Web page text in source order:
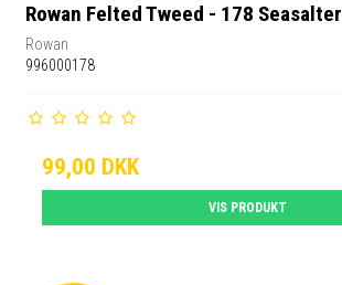
Rowan Felted Tweed - 178 Seasalter
Rowan
996000178
99,00 DKK
VIS PRODUKT